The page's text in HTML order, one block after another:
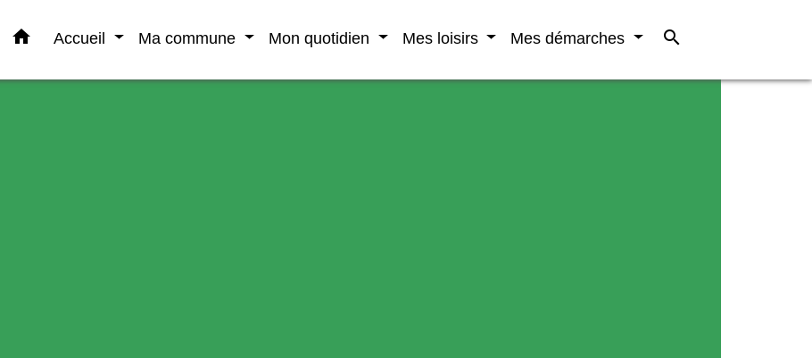
home Accueil Ma commune Mon quotidien Mes loisirs Mes démarches search